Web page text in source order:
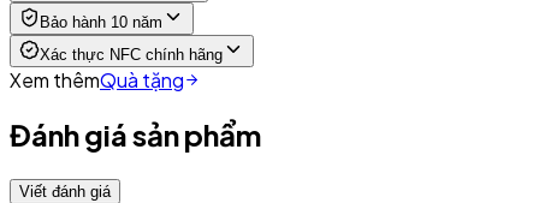
Bảo hành 10 năm
Xác thực NFC chính hãng
Xem thêmQuà tặng
Đánh giá sản phẩm
Viết đánh giá